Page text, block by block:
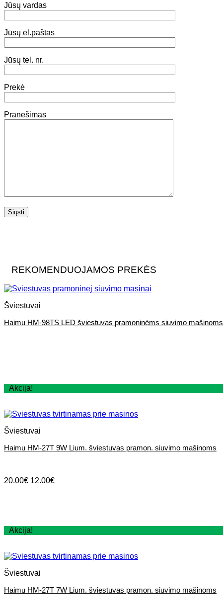
Jūsų vardas
Jūsų el.paštas
Jūsų tel. nr.
Prekė
Pranešimas
REKOMENDUOJAMOS PREKĖS
Šviestuvai
Haimu HM-98TS LED šviestuvas pramoninėms siuvimo mašinoms
Akcija!
Šviestuvai
Haimu HM-27T 9W Lium. šviestuvas pramon. siuvimo mašinoms
20.00€ Original
12.00€Current
Akcija!
Šviestuvai
Haimu HM-27T 7W Lium. šviestuvas pramon. siuvimo mašinoms